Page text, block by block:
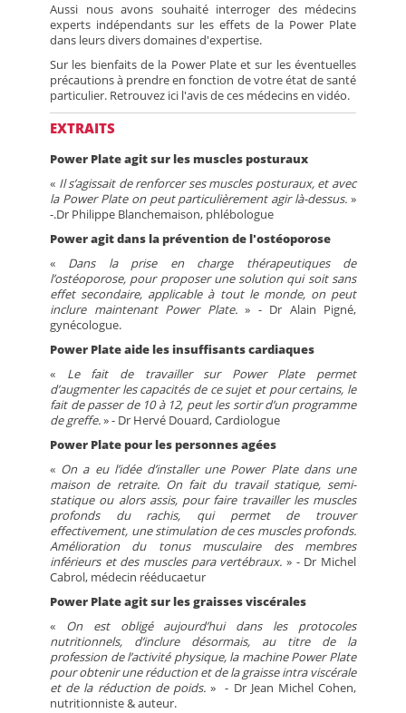
Aussi nous avons souhaité interroger des médecins
experts indépendants sur les effets de la Power Plate
dans leurs divers domaines d'expertise.
Sur les bienfaits de la Power Plate et sur les éventuelles
précautions à prendre en fonction de votre état de santé
particulier. Retrouvez ici l'avis de ces médecins en vidéo.
EXTRAITS
Power Plate agit sur les muscles posturaux
« Il s’agissait de renforcer ses muscles posturaux, et avec
la Power Plate on peut particulièrement agir là-dessus. »
-.Dr Philippe Blanchemaison, phlébologue
Power agit dans la prévention de l'ostéoporose
« Dans la prise en charge thérapeutiques de
l’ostéoporose, pour proposer une solution qui soit sans
effet secondaire, applicable à tout le monde, on peut
inclure maintenant Power Plate. » - Dr Alain Pigné,
gynécologue.
Power Plate aide les insuffisants cardiaques
« Le fait de travailler sur Power Plate permet
d’augmenter les capacités de ce sujet et pour certains, le
fait de passer de 10 à 12, peut les sortir d’un programme
de greffe.» - Dr Hervé Douard, Cardiologue
Power Plate pour les personnes agées
« On a eu l’idée d’installer une Power Plate dans une
maison de retraite. On fait du travail statique, semi-
statique ou alors assis, pour faire travailler les muscles
profonds du rachis, qui permet de trouver
effectivement, une stimulation de ces muscles profonds.
Amélioration du tonus musculaire des membres
inférieurs et des muscles para vertébraux. » - Dr Michel
Cabrol, médecin rééducaetur
Power Plate agit sur les graisses viscérales
« On est obligé aujourd’hui dans les protocoles
nutritionnels, d’inclure désormais, au titre de la
profession de l’activité physique, la machine Power Plate
pour obtenir une réduction et de la graisse intra viscérale
et de la réduction de poids.» - Dr Jean Michel Cohen,
nutritionniste & auteur.